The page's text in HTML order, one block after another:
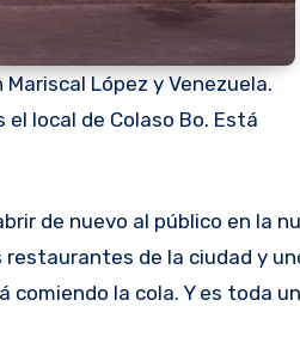
López y Venezuela.
local de Colaso Bo. Está
de la ciudad y
la cola. Y es toda